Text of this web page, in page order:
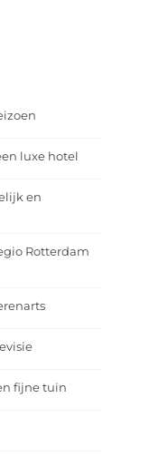
luxe hotel
en
Rotterdam
fijne tuin